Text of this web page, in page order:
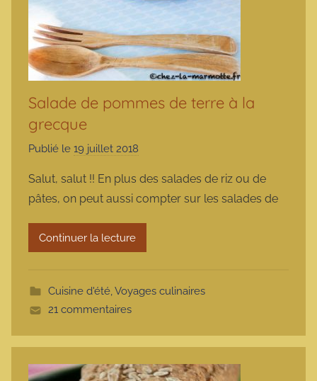
Salade de pommes de terre à la
grecque
Publié le 19 juillet 2018
r
m
a
t
e
Salut, salut !! En plus des salades de riz ou de
pâtes, on peut aussi compter sur les salades de
Continuer la lecture
Cuisine d'été,Voyages culinaires
21 commentaires